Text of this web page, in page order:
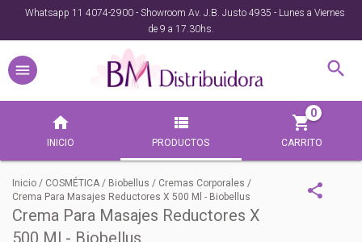
Whatsapp 11 4074-2900 - Showroom Av. J.B. Justo 4935 - Lunes a Viernes
de 9 a 17.30hs.
INICIO PRODUCTOS CARRITO
0
Inicio / COSMÉTICA / Biobellus / Cremas Corporales /
Crema Para Masajes Reductores X 500 Ml - Biobellus
Crema Para Masajes Reductores X